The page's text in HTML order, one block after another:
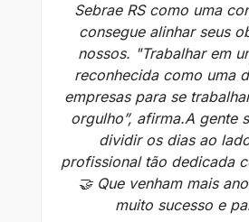
Sebrae RS como uma
consegue alinhar seus
nossos. "Trabalhar em
reconhecida como uma
empresas para se
orgulho”, afirma.​ A gente
dividir os dias ao
profissional tão dedicada
🤝 Que venham mais
muito sucesso e